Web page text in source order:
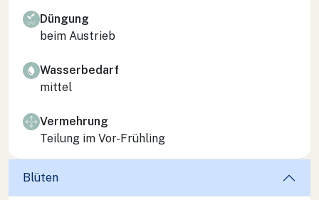
Düngung
beim Austrieb
Wasserbedarf
mittel
Vermehrung
Teilung im Vor-Frühling
Blüten